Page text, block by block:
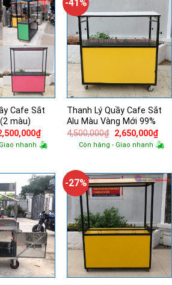
Cafe Sắt
màu)
gốc
là:
₫Giá
hiện
tại
nhanh
-41%
Thanh Lý Quầy Cafe Sắt
Alu Màu Vàng Mới 99%
4,500,000₫ Giá
gốc
là:
2,650,000₫Giá
hiện
tại
Còn hàng - Giao nhanh
-27%